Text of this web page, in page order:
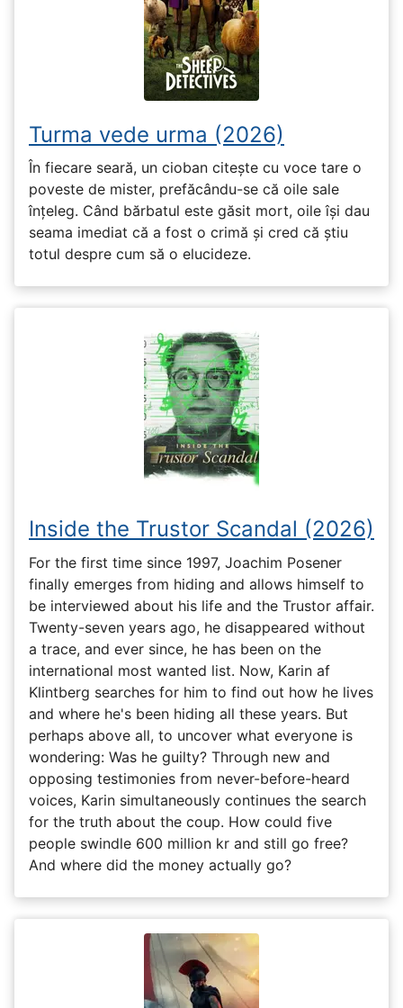
Turma vede urma (2026)
În fiecare seară, un cioban citește cu voce tare o
poveste de mister, prefăcându-se că oile sale
înțeleg. Când bărbatul este găsit mort, oile își dau
seama imediat că a fost o crimă și cred că știu
totul despre cum să o elucideze.
Inside the Trustor Scandal (2026)
For the first time since 1997, Joachim Posener
finally emerges from hiding and allows himself to
be interviewed about his life and the Trustor affair.
Twenty-seven years ago, he disappeared without
a trace, and ever since, he has been on the
international most wanted list. Now, Karin af
Klintberg searches for him to find out how he lives
and where he's been hiding all these years. But
perhaps above all, to uncover what everyone is
wondering: Was he guilty? Through new and
opposing testimonies from never-before-heard
voices, Karin simultaneously continues the search
for the truth about the coup. How could five
people swindle 600 million kr and still go free?
And where did the money actually go?